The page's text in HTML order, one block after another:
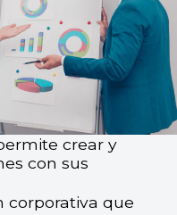
crear y
con sus
corporativa que